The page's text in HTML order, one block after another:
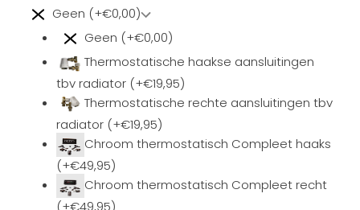
Geen (+€0,00)
Geen (+€0,00)
Thermostatische haakse aansluitingen
tbv radiator (+€19,95)
Thermostatische rechte aansluitingen tbv
radiator (+€19,95)
Chroom thermostatisch Compleet haaks
(+€49,95)
Chroom thermostatisch Compleet recht
(+€49,95)